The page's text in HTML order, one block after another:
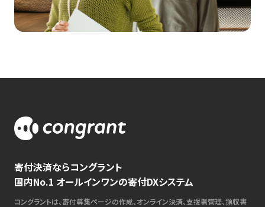
寄付決済ならコングラント
国内No.1 オールインワンの寄付DXシステム
コングラントは、寄付募集ページの作成、オンライン決済、支援者管理、領収書